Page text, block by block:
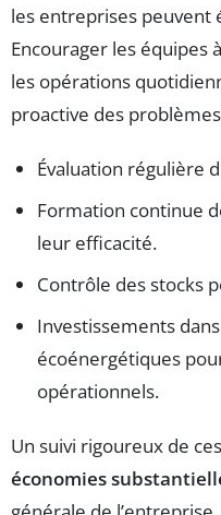
les entreprises peuvent
Encourager les équipes à
les opérations
proactive des
Évaluation régulière
Formation continue
leur efficacité.
Contrôle des stocks
Investissements
écoénergétiques
opérationnels.
Un suivi rigoureux de
économies